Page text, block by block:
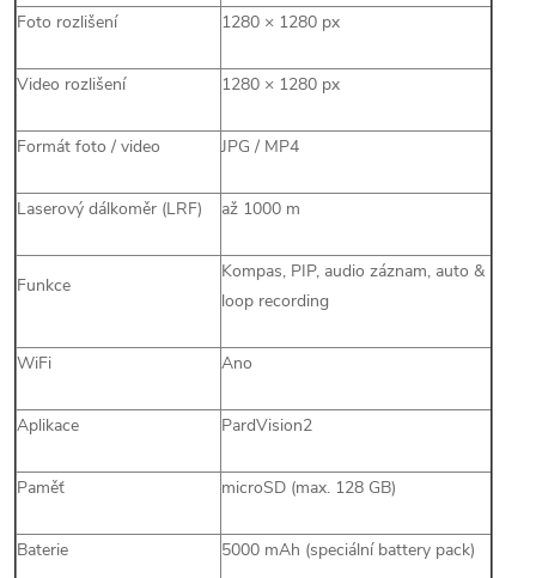
Foto rozlišení 1280 × 1280 px
Video rozlišení 1280 × 1280 px
Formát foto / video JPG / MP4
Laserový dálkoměr (LRF) až 1000 m
Funkce
Kompas, PIP, audio záznam, auto &
loop recording
WiFi Ano
Aplikace PardVision2
Paměť microSD (max. 128 GB)
Baterie 5000 mAh (speciální battery pack)